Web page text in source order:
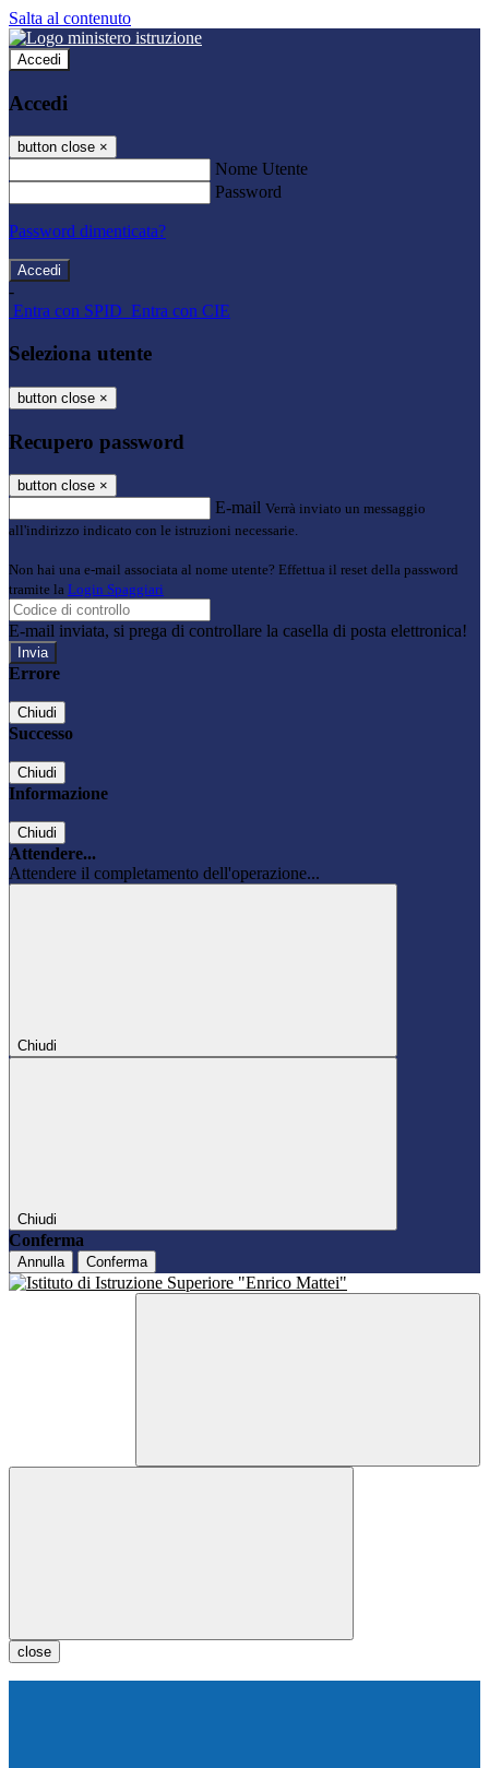
Salta al contenuto
Accedi
Accedi
button close ×
Nome Utente
Password
Password dimenticata?
-
Entra con SPID Entra con CIE
Seleziona utente
button close ×
Recupero password
button close ×
E-mail Verrà inviato un messaggio
all'indirizzo indicato con le istruzioni necessarie.
Non hai una e-mail associata al nome utente? Effettua il reset della password
tramite la Login Spaggiari
E-mail inviata, si prega di controllare la casella di posta elettronica!
Errore
Chiudi
Successo
Chiudi
Informazione
Chiudi
Attendere...
Attendere il completamento dell'operazione...
Chiudi
Chiudi
Conferma
Annulla Conferma
close